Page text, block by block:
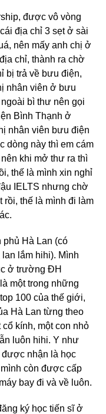
được vô vòng
địa chỉ 3 sẹt ở sài
nên mấy anh chị ở
chỉ, thành ra chờ
bị trả về bưu điện,
nhân viên ở bưu
bì thư nên gọi
Bình Thạnh ở
nhân viên bưu điện
dòng này thì em cám
khi mở thư ra thì
thế là mình xin nghỉ
IELTS nhưng chờ
rồi, thế là mình đi làm
Hà Lan (có
lắm hihi). Mình
ở trường ĐH
một trong những
100 của thế giới,
Hà Lan từng theo
kính, một con nhỏ
luôn hihi. Y như
được nhận là học
còn được cấp
bay đi và về luôn.
ký học tiến sĩ ở